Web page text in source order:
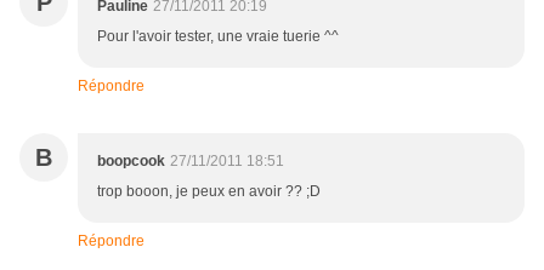
Pauline 27/11/2011 20:19
Pour l'avoir tester, une vraie tuerie ^^
Répondre
B boopcook 27/11/2011 18:51
trop booon, je peux en avoir ?? ;D
Répondre